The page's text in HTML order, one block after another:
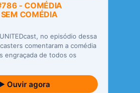
- COMÉDIA
COMÉDIA
no episódio dessa
comentaram a comédia
engraçada de todos os
Ouvir agora